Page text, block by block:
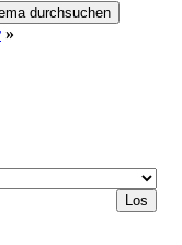
»